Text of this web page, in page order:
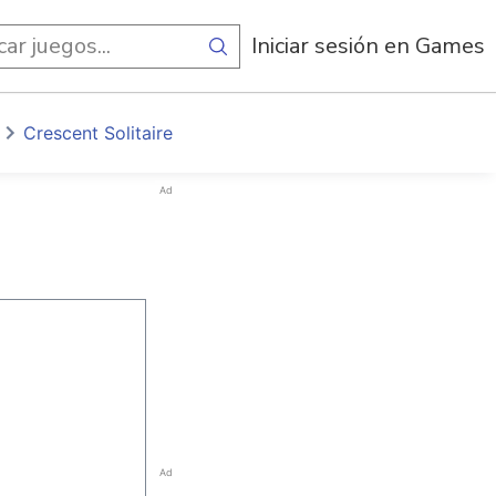
Iniciar sesión en Games
Crescent Solitaire
Ad
Ad